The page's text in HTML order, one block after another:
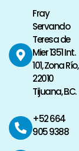
Fray
Servando
Teresa de
Mier 1351 Int.
101, Zona Río,
22010
Tijuana, B.C.
+52 664
905 9388